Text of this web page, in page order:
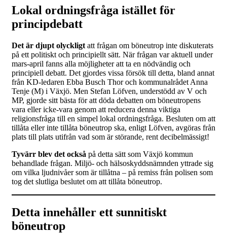
Lokal ordningsfråga istället för
principdebatt
Det är djupt olyckligt att frågan om böneutrop inte diskuterats
på ett politiskt och principiellt sätt. När frågan var aktuell under
mars-april fanns alla möjligheter att ta en nödvändig och
principiell debatt. Det gjordes vissa försök till detta, bland annat
från KD-ledaren Ebba Busch Thor och kommunalrådet Anna
Tenje (M) i Växjö. Men Stefan Löfven, understödd av V och
MP, gjorde sitt bästa för att döda debatten om böneutropens
vara eller icke-vara genom att reducera denna viktiga
religionsfråga till en simpel lokal ordningsfråga. Besluten om att
tillåta eller inte tillåta böneutrop ska, enligt Löfven, avgöras från
plats till plats utifrån vad som är störande, rent decibelmässigt!
Tyvärr blev det också på detta sätt som Växjö kommun
behandlade frågan. Miljö- och hälsoskyddsnämnden yttrade sig
om vilka ljudnivåer som är tillåtna – på remiss från polisen som
tog det slutliga beslutet om att tillåta böneutrop.
Detta innehåller ett sunnitiskt
böneutrop